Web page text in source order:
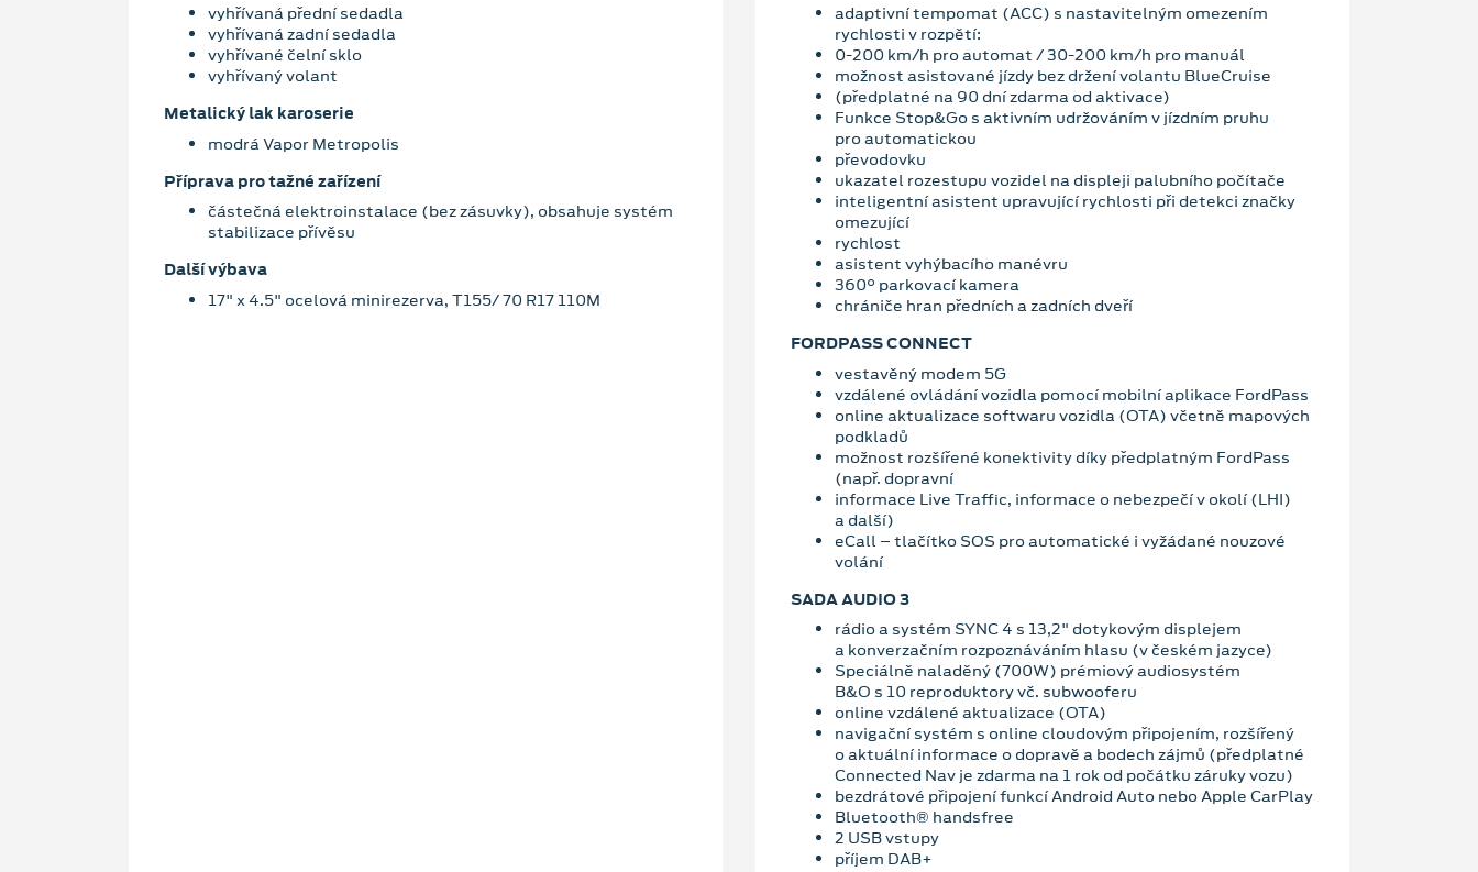
vyhřívaná přední sedadla
vyhřívaná zadní sedadla
vyhřívané čelní sklo
vyhřívaný volant
Metalický lak karoserie
modrá Vapor Metropolis
Příprava pro tažné zařízení
částečná elektroinstalace (bez zásuvky), obsahuje systém
stabilizace přívěsu
Další výbava
17" x 4.5" ocelová minirezerva, T155/ 70 R17 110M
adaptivní tempomat (ACC) s nastavitelným omezením
rychlosti v rozpětí:
0-200 km/h pro automat / 30-200 km/h pro manuál
možnost asistované jízdy bez držení volantu BlueCruise
(předplatné na 90 dní zdarma od aktivace)
Funkce Stop&Go s aktivním udržováním v jízdním pruhu
pro automatickou
převodovku
ukazatel rozestupu vozidel na displeji palubního počítače
inteligentní asistent upravující rychlosti při detekci značky
omezující
rychlost
asistent vyhýbacího manévru
360° parkovací kamera
chrániče hran předních a zadních dveří
FORDPASS CONNECT
vestavěný modem 5G
vzdálené ovládání vozidla pomocí mobilní aplikace FordPass
online aktualizace softwaru vozidla (OTA) včetně mapových
podkladů
možnost rozšířené konektivity díky předplatným FordPass
(např. dopravní
informace Live Traffic, informace o nebezpečí v okolí (LHI)
a další)
eCall – tlačítko SOS pro automatické i vyžádané nouzové
volání
SADA AUDIO 3
rádio a systém SYNC 4 s 13,2" dotykovým displejem
a konverzačním rozpoznáváním hlasu (v českém jazyce)
Speciálně naladěný (700W) prémiový audiosystém
B&O s 10 reproduktory vč. subwooferu
online vzdálené aktualizace (OTA)
navigační systém s online cloudovým připojením, rozšířený
o aktuální informace o dopravě a bodech zájmů (předplatné
Connected Nav je zdarma na 1 rok od počátku záruky vozu)
bezdrátové připojení funkcí Android Auto nebo Apple CarPlay
Bluetooth® handsfree
2 USB vstupy
příjem DAB+